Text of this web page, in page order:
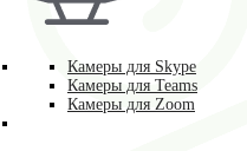
Камеры для Skype
Камеры для Teams
Камеры для Zoom